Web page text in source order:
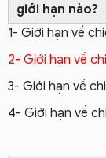
giới hạn nào?
1- Giới hạn về
2- Giới hạn về
3- Giới hạn về
4- Giới hạn về